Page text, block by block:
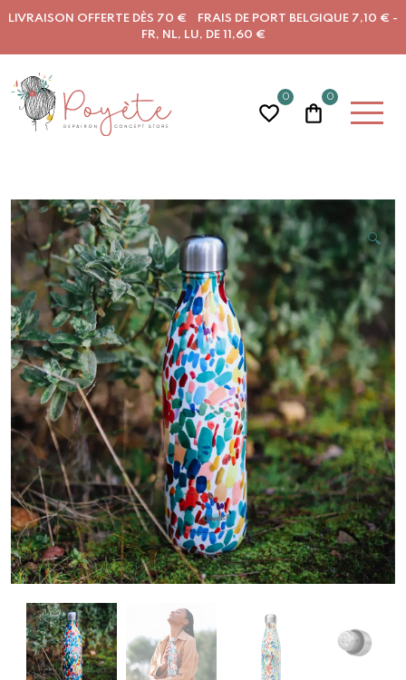
LIVRAISON OFFERTE DÈS 70 € FRAIS DE PORT BELGIQUE 7,10 € -
FR, NL, LU, DE 11,60 €
0 0
🔍